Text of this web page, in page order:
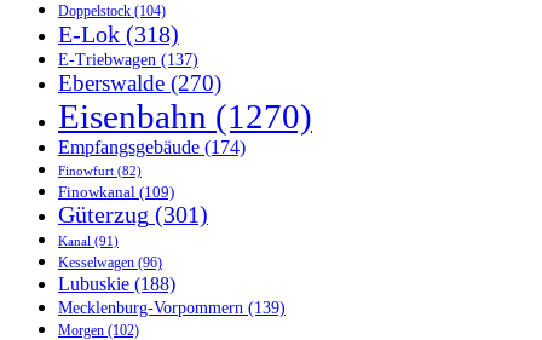
Doppelstock (104)
E-Lok (318)
E-Triebwagen (137)
Eberswalde (270)
Eisenbahn (1270)
Empfangsgebäude (174)
Finowfurt (82)
Finowkanal (109)
Güterzug (301)
Kanal (91)
Kesselwagen (96)
Lubuskie (188)
Mecklenburg-Vorpommern (139)
Morgen (102)